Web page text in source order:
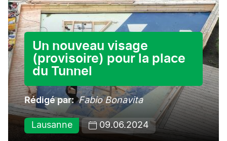
Un nouveau visage
(provisoire) pour la place
du Tunnel
Rédigé par Fabio Bonavita
Lausanne 09.06.2024